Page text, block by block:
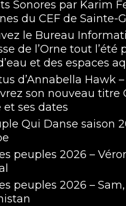
Sonores par Karim
du CEF de Sainte-
le Bureau
de l’Orne tout l’été
et des espaces
d’Annabella Hawk –
son nouveau titre
et ses dates
Qui Danse saison
peuples 2026 –
peuples 2026 – Sam,